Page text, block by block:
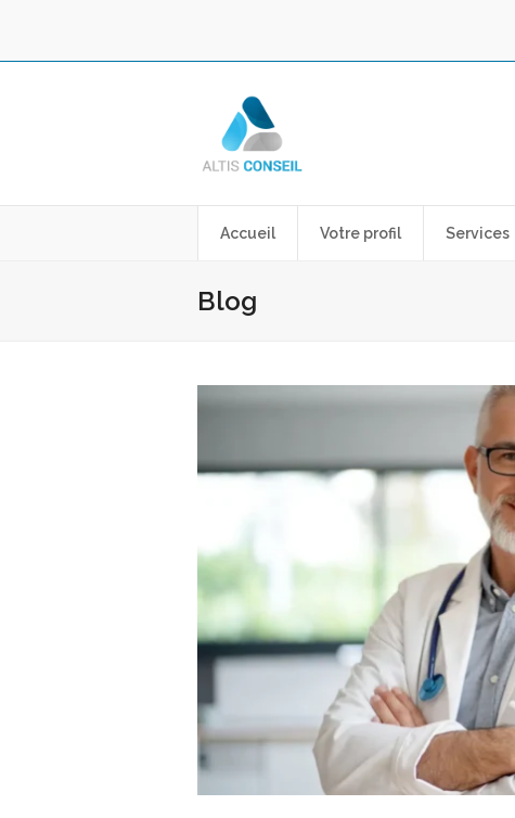
Accueil Votre profil Services
Blog